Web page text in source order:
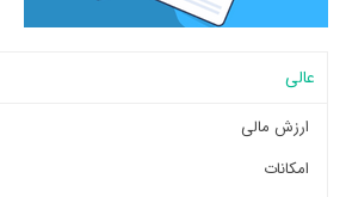
عالی
ارزش مالی
امکانات